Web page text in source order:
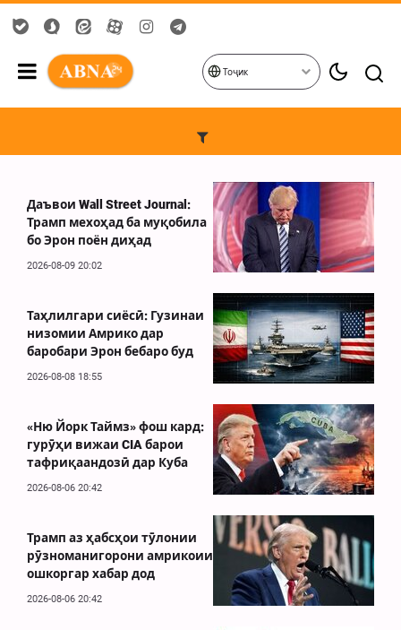
Тоҷик
Даъвои Wall Street Journal:
Трамп мехоҳад ба муқобила
бо Эрон поён диҳад
2026-08-09 20:02
Таҳлилгари сиёсӣ: Гузинаи
низомии Амрико дар
баробари Эрон бебаро буд
2026-08-08 18:55
«Ню Йорк Таймз» фош кард:
гурӯҳи вижаи CIA барои
тафриқаандозӣ дар Куба
2026-08-06 20:42
Трамп аз ҳабсҳои тӯлонии
рӯзноманигорони амрикоии
ошкоргар хабар дод
2026-08-06 20:42